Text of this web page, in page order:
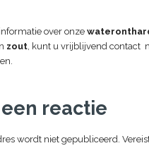
over onze
zout, kunt u vrijblijvend contact
reactie
wordt niet gepubliceerd.